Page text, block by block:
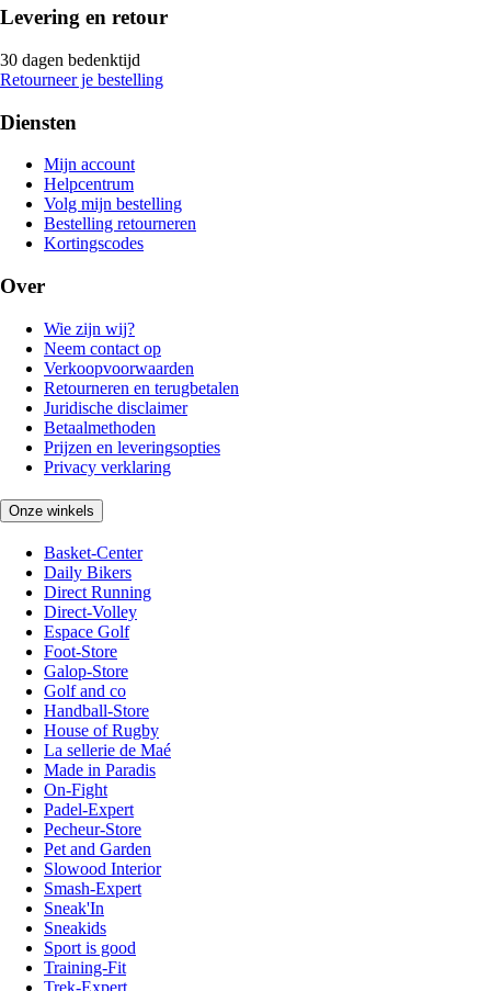
Levering en retour
30 dagen bedenktijd
Retourneer je bestelling
Diensten
Mijn account
Helpcentrum
Volg mijn bestelling
Bestelling retourneren
Kortingscodes
Over
Wie zijn wij?
Neem contact op
Verkoopvoorwaarden
Retourneren en terugbetalen
Juridische disclaimer
Betaalmethoden
Prijzen en leveringsopties
Privacy verklaring
Onze winkels
Basket-Center
Daily Bikers
Direct Running
Direct-Volley
Espace Golf
Foot-Store
Galop-Store
Golf and co
Handball-Store
House of Rugby
La sellerie de Maé
Made in Paradis
On-Fight
Padel-Expert
Pecheur-Store
Pet and Garden
Slowood Interior
Smash-Expert
Sneak'In
Sneakids
Sport is good
Training-Fit